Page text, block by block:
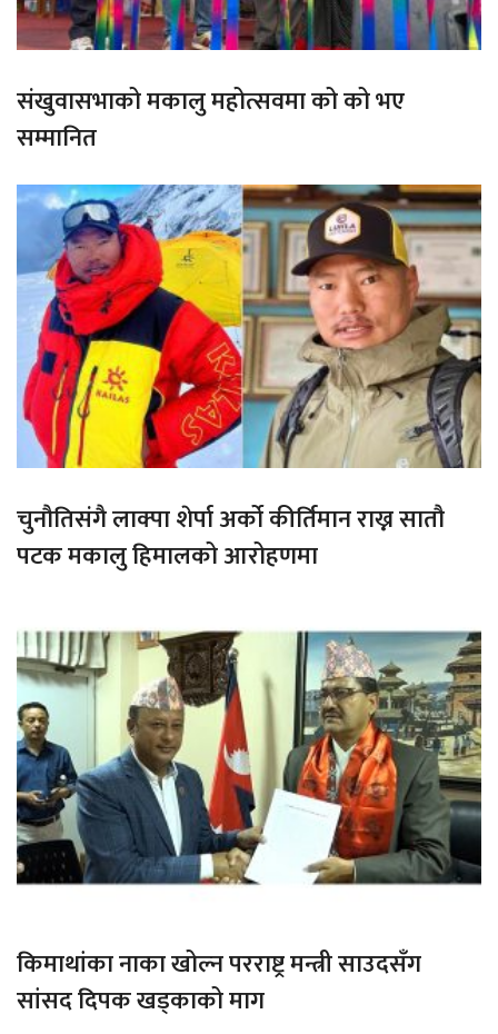
संखुवासभाको मकालु महोत्सवमा को को भए
सम्मानित
चुनौतिसंगै लाक्पा शेर्पा अर्को कीर्तिमान राख्न सातौ
पटक मकालु हिमालको आरोहणमा
किमाथांका नाका खोल्न परराष्ट्र मन्त्री साउदसँग
सांसद दिपक खड्काको माग